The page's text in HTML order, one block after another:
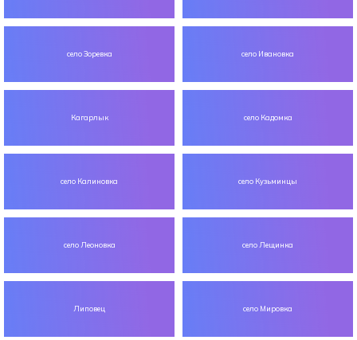
село Зоревка село Ивановка
Кагарлык село Кадомка
село Калиновка село Кузьминцы
село Леоновка село Лещинка
Липовец село Мировка